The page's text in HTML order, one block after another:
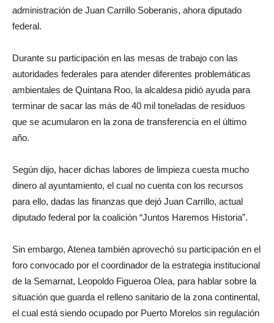
administración de Juan Carrillo Soberanis, ahora diputado
federal.
Durante su participación en las mesas de trabajo con las
autoridades federales para atender diferentes problemáticas
ambientales de Quintana Roo, la alcaldesa pidió ayuda para
terminar de sacar las más de 40 mil toneladas de residuos
que se acumularon en la zona de transferencia en el último
año.
Según dijo, hacer dichas labores de limpieza cuesta mucho
dinero al ayuntamiento, el cual no cuenta con los recursos
para ello, dadas las finanzas que dejó Juan Carrillo, actual
diputado federal por la coalición “Juntos Haremos Historia”.
Sin embargo, Atenea también aprovechó su participación en el
foro convocado por el coordinador de la estrategia institucional
de la Semarnat, Leopoldo Figueroa Olea, para hablar sobre la
situación que guarda el relleno sanitario de la zona continental,
el cual está siendo ocupado por Puerto Morelos sin regulación